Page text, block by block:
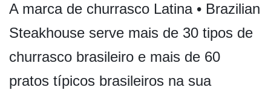
A marca de churrasco Latina • Brazilian
Steakhouse serve mais de 30 tipos de
churrasco brasileiro e mais de 60
pratos típicos brasileiros na sua